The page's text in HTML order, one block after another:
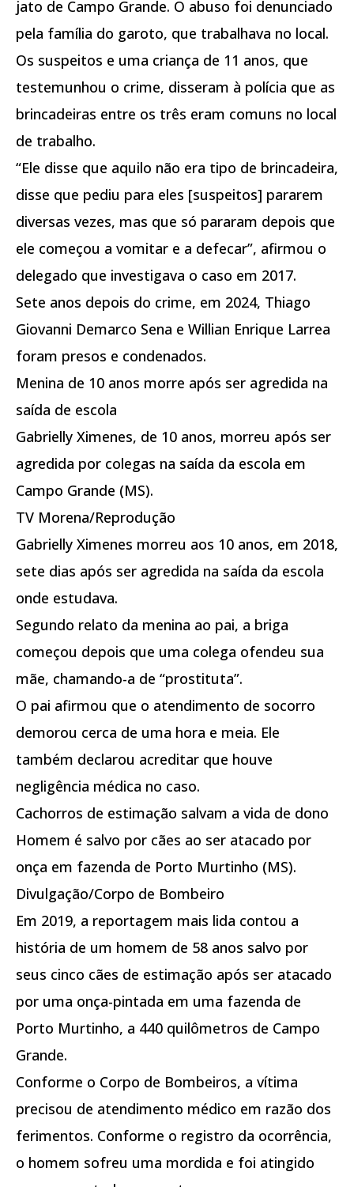
jato de Campo Grande. O abuso foi denunciado
pela família do garoto, que trabalhava no local.
Os suspeitos e uma criança de 11 anos, que
testemunhou o crime, disseram à polícia que as
brincadeiras entre os três eram comuns no local
de trabalho.
“Ele disse que aquilo não era tipo de brincadeira,
disse que pediu para eles [suspeitos] pararem
diversas vezes, mas que só pararam depois que
ele começou a vomitar e a defecar”, afirmou o
delegado que investigava o caso em 2017.
Sete anos depois do crime, em 2024, Thiago
Giovanni Demarco Sena e Willian Enrique Larrea
foram presos e condenados.
Menina de 10 anos morre após ser agredida na
saída de escola
Gabrielly Ximenes, de 10 anos, morreu após ser
agredida por colegas na saída da escola em
Campo Grande (MS).
TV Morena/Reprodução
Gabrielly Ximenes morreu aos 10 anos, em 2018,
sete dias após ser agredida na saída da escola
onde estudava.
Segundo relato da menina ao pai, a briga
começou depois que uma colega ofendeu sua
mãe, chamando-a de “prostituta”.
O pai afirmou que o atendimento de socorro
demorou cerca de uma hora e meia. Ele
também declarou acreditar que houve
negligência médica no caso.
Cachorros de estimação salvam a vida de dono
Homem é salvo por cães ao ser atacado por
onça em fazenda de Porto Murtinho (MS).
Divulgação/Corpo de Bombeiro
Em 2019, a reportagem mais lida contou a
história de um homem de 58 anos salvo por
seus cinco cães de estimação após ser atacado
por uma onça-pintada em uma fazenda de
Porto Murtinho, a 440 quilômetros de Campo
Grande.
Conforme o Corpo de Bombeiros, a vítima
precisou de atendimento médico em razão dos
ferimentos. Conforme o registro da ocorrência,
o homem sofreu uma mordida e foi atingido